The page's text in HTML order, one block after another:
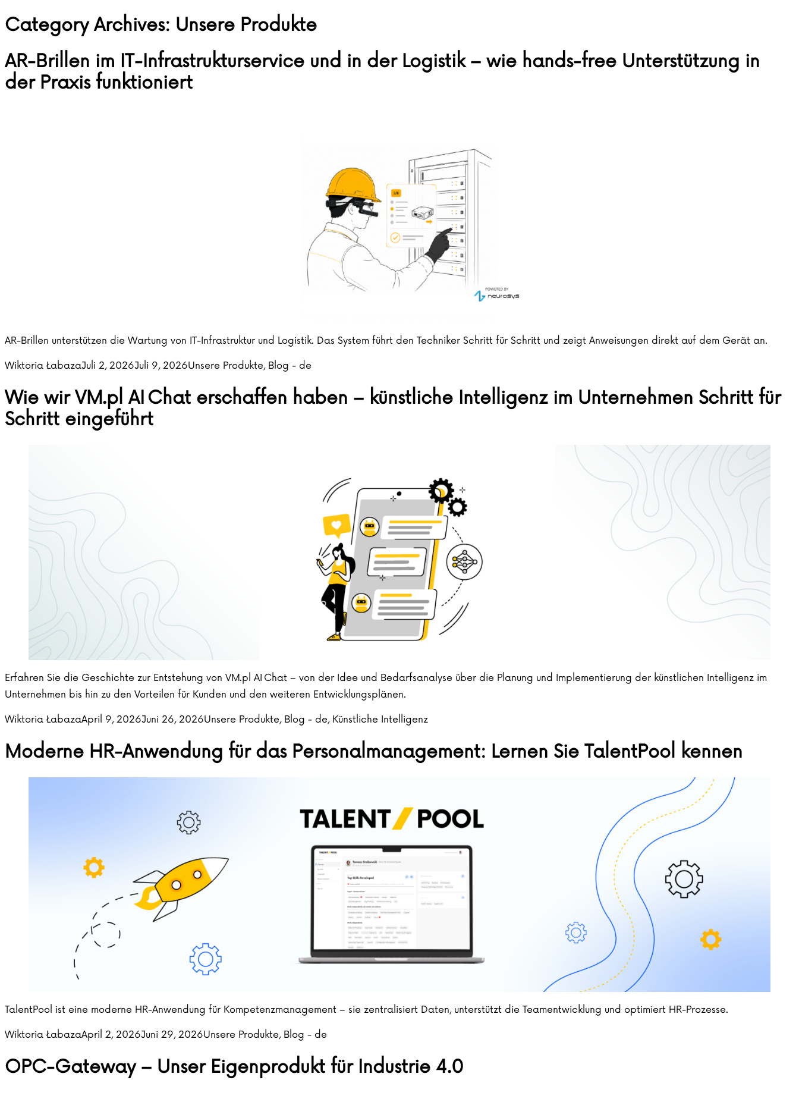
Skip to content
Category Archives: Unsere Produkte
AR-Brillen im IT-Infrastrukturservice und in der Logistik – wie hands-free Unterstützung in
der Praxis funktioniert
AR-Brillen unterstützen die Wartung von IT-Infrastruktur und Logistik. Das System führt den Techniker Schritt für Schritt und zeigt Anweisungen direkt auf dem Gerät an.
Posted by
Wiktoria ŁabazaJuli 2, 2026Juli 9, 2026Posted in
Unsere Produkte, Blog - de
Wie wir VM.pl AI Chat erschaffen haben – künstliche Intelligenz im Unternehmen Schritt für
Schritt eingeführt
Erfahren Sie die Geschichte zur Entstehung von VM.pl AI Chat – von der Idee und Bedarfsanalyse über die Planung und Implementierung der künstlichen Intelligenz im
Unternehmen bis hin zu den Vorteilen für Kunden und den weiteren Entwicklungsplänen.
Posted by
Wiktoria ŁabazaApril 9, 2026Juni 26, 2026Posted in
Unsere Produkte, Blog - de, Künstliche Intelligenz
Moderne HR-Anwendung für das Personalmanagement: Lernen Sie TalentPool kennen
TalentPool ist eine moderne HR-Anwendung für Kompetenzmanagement – sie zentralisiert Daten, unterstützt die Teamentwicklung und optimiert HR-Prozesse.
Posted by
Wiktoria ŁabazaApril 2, 2026Juni 29, 2026Posted in
Unsere Produkte, Blog - de
OPC-Gateway – Unser Eigenprodukt für Industrie 4.0